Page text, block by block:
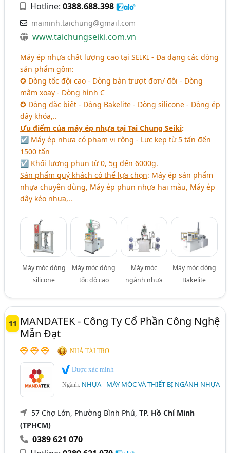
Hotline:0388.688.398
maininh.taichung@gmail.com
www.taichungseiki.com.vn
Máy ép nhựa chất lượng cao tại SEIKI - Đa dạng các dòng
sản phẩm gồm:
✪ Dòng tốc đội cao - Dòng bàn trượt đơn/ đôi - Dòng
mâm xoay - Dòng hình C
✪ Dòng đặc biệt - Dòng Bakelite - Dòng silicone - Dòng ép
dây khóa,..
Ưu điểm của máy ép nhựa tại Tai Chung Seiki:
☑ Máy ép nhựa có phạm vi rộng - Lực kẹp từ 5 tấn đến
1500 tấn
☑ Khối lượng phun từ 0, 5g đến 6000g.
Sản phẩm quý khách có thể lựa chọn: Máy ép sản phẩm
nhựa chuyên dùng, Máy ép phun nhựa hai màu, Máy ép
dây kéo nhựa,..
Máy móc dòng
silicone
Máy móc dòng
tốc độ cao
Máy móc
ngành nhựa
Máy móc dòng
Bakelite
11 MANDATEK - Công Ty Cổ Phần Công Nghệ
Mẫn Đạt
NHÀ TÀI TRỢ
Được xác minh
Ngành: NHỰA - MÁY MÓC VÀ THIẾT BỊ NGÀNH NHỰA
57 Chợ Lớn, Phường Bình Phú,TP. Hồ Chí Minh
(TPHCM)
0389 621 070